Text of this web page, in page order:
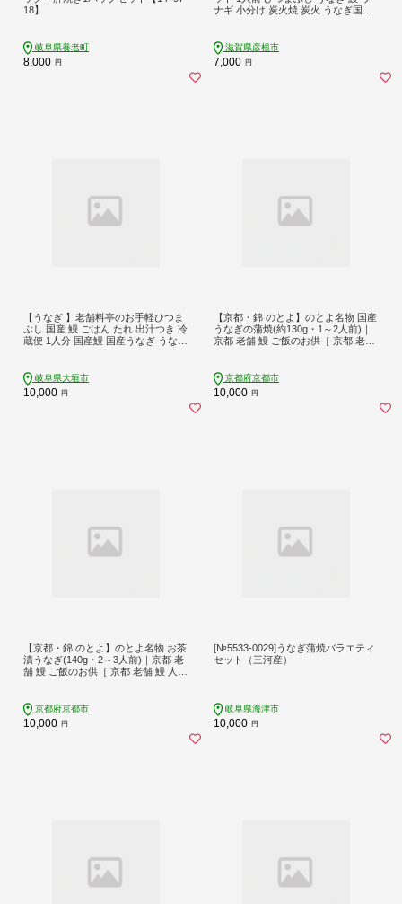
18】
岐阜県養老町
8,000 円
ナギ 小分け 炭火焼 炭火 うなぎ国産
や源内
滋賀県彦根市
7,000 円
【うなぎ 】老舗料亭のお手軽ひつま
ぶし 国産 鰻 ごはん たれ 出汁つき 冷
蔵便 1人分 国産鰻 国産うなぎ うな重
万円 料理店 玉子屋別館 玉辰楼 岐阜
県 大垣市
岐阜県大垣市
10,000 円
【京都・錦 のとよ】のとよ名物 国産
うなぎの蒲焼(約130g・1～2人前)｜
京都 老舗 鰻 ご飯のお供［ 京都 老舗
料無料 ふるさと納税 ］
京都府京都市
10,000 円
【京都・錦 のとよ】のとよ名物 お茶
漬うなぎ(140g・2～3人前)｜京都 老
舗 鰻 ご飯のお供［ 京都 老舗 鰻 人気
ふるさと納税 ］
京都府京都市
10,000 円
[№5533-0029]うなぎ蒲焼バラエティ
セット（三河産）
岐阜県海津市
10,000 円